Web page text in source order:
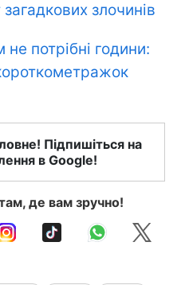
загадкових злочинів
не потрібні години:
Підпишіться на
в Google!
де вам зручно!